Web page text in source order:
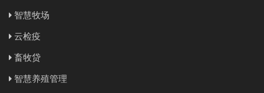
智慧牧场
云检疫
畜牧贷
智慧养殖管理